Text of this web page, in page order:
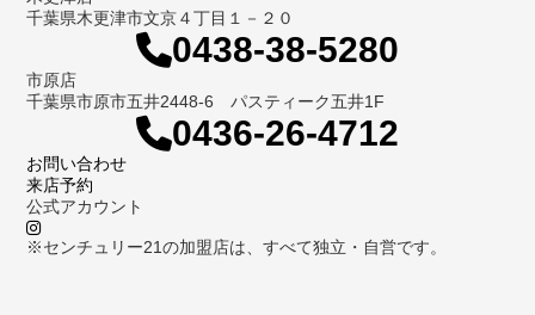
千葉県木更津市文京４丁目１－２０
0438-38-5280
市原店
千葉県市原市五井2448-6 パスティーク五井1F
0436-26-4712
お問い合わせ
来店予約
公式アカウント
※センチュリー21の加盟店は、すべて独立・自営です。